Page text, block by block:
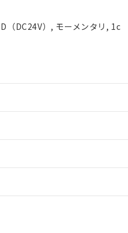
（DC24V）, モーメンタリ, 1c